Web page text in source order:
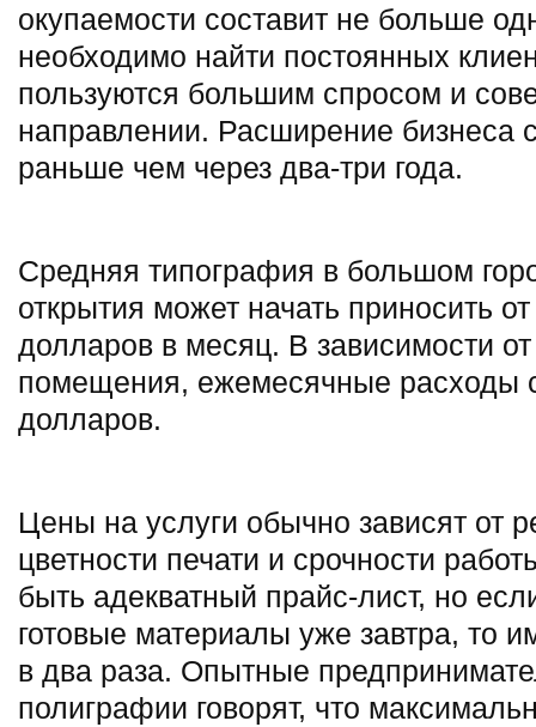
окупаемости составит не больше
необходимо найти постоянных
пользуются большим спросом и
направлении. Расширение бизнеса
раньше чем через два-три года.
Средняя типография в большом
открытия может начать приносить
долларов в месяц. В зависимости
помещения, ежемесячные расходы
долларов.
Цены на услуги обычно зависят от
цветности печати и срочности
быть адекватный прайс-лист, но
готовые материалы уже завтра, то
в два раза. Опытные
полиграфии говорят, что